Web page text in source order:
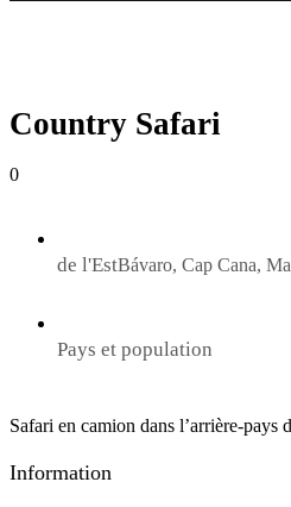
Country Safari
0
de l'EstBávaro, Cap Cana,
Pays et population
Safari en camion dans l’arrière-pays
Information